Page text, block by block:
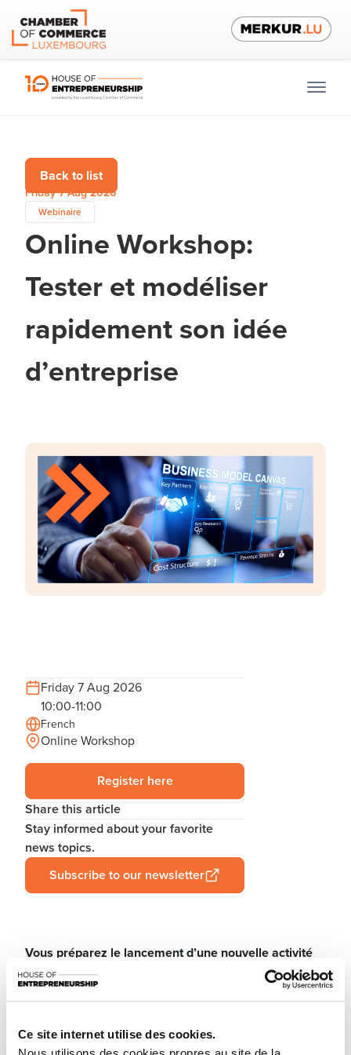
Ce site internet utilise des cookies.
Back to list
Friday 7 Aug 2026
Webinaire
Online Workshop:
Tester et modéliser
rapidement son idée
d’entreprise
Friday 7 Aug 2026
10:00-11:00
French
Online Workshop
Register here
Share this article
Stay informed about your favorite
news topics.
Subscribe to our newsletter
Vous préparez le lancement d’une nouvelle activité
ou la reprise d’une entreprise existante au
Luxembourg ? Vous êtes au début de vos réflexions?
of Entrepreneurship, le point de contact unique pour